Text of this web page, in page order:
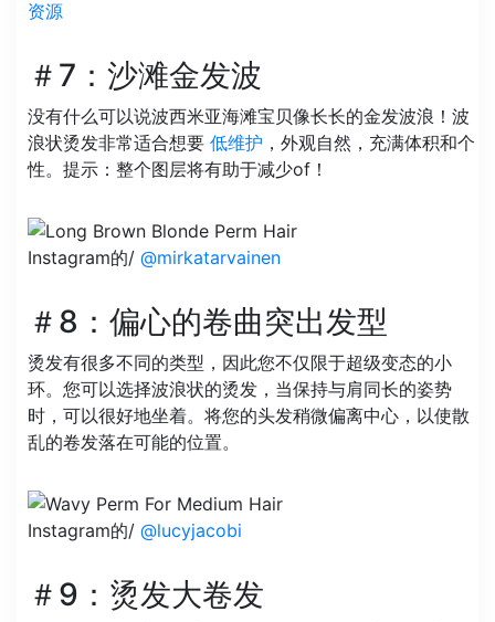
资源
＃7：沙滩金发波
没有什么可以说波西米亚海滩宝贝像长长的金发波浪！波
浪状烫发非常适合想要 低维护 ，外观自然，充满体积和个
性。提示：整个图层将有助于减少of！
Instagram的/ @mirkatarvainen
＃8：偏心的卷曲突出发型
烫发有很多不同的类型，因此您不仅限于超级变态的小
环。您可以选择波浪状的烫发，当保持与肩同长的姿势
时，可以很好地坐着。将您的头发稍微偏离中心，以使散
乱的卷发落在可能的位置。
Instagram的/ @lucyjacobi
＃9：烫发大卷发